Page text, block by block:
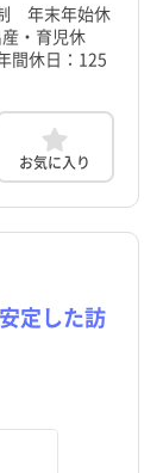
年末年始休
・育児休
間休日：125
お気に入り
定した訪